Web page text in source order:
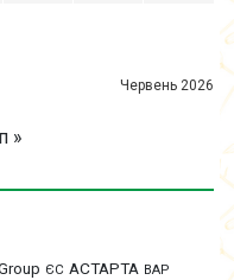
Червень 2026
»
ЄС АСТАРТА ВАР